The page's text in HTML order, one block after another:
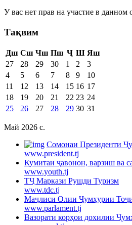
У вас нет прав на участие в данном
Тақвим
Дш Сш Чш Пш Ҷ Ш Яш
27
28 29 30 1 2
3
4
5 6 7 8 9
10
11
12 13 14 15 16 17
18
19 20 21 22 23 24
25
26 27 28 29 30 31
Май 2026 c.
Cомонаи Президенти
www.president.tj
Кумитаи ҷавонон, варзиш ва
www.youth.tj
ТҶ Маркази Рушди Туризм
www.tdc.tj
Маҷлиси Олии Ҷумҳурии
www.parlament.tj
Вазорати корҳои дохилии